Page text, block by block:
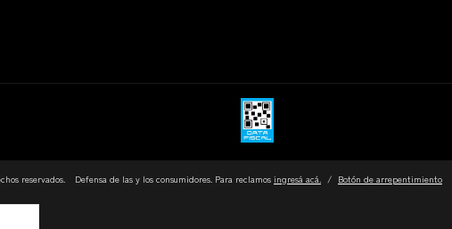
reservados. Defensa de las y los consumidores. Para reclamos ingresá acá. / Botón de arrepentimiento